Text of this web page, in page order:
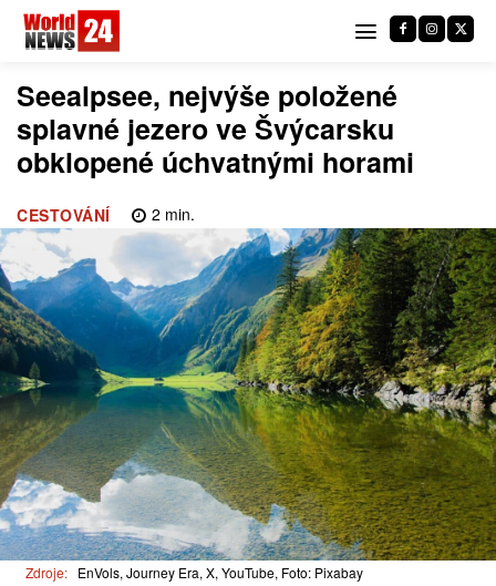
Seealpsee, nejvýše položené
splavné jezero ve Švýcarsku
obklopené úchvatnými horami
CESTOVÁNÍ 2 min.
Zdroje: EnVols, Journey Era, X, YouTube, Foto: Pixabay